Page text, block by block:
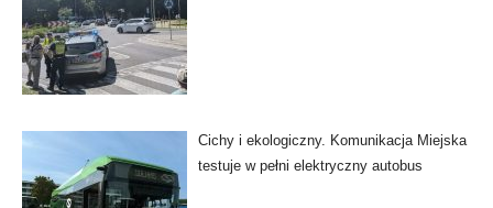
Cichy i ekologiczny. Komunikacja Miejska
testuje w pełni elektryczny autobus